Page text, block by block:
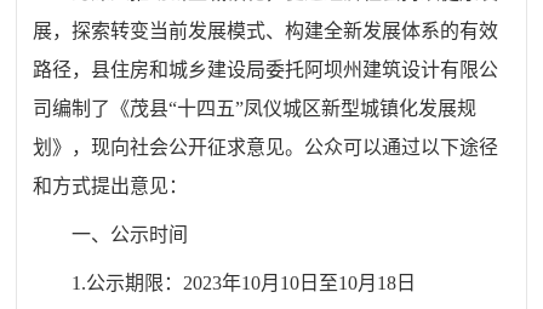
展，探索转变当前发展模式、构建全新发展体系的有效
路径，县住房和城乡建设局委托阿坝州建筑设计有限公
司编制了《茂县“十四五”凤仪城区新型城镇化发展规
划》，现向社会公开征求意见。公众可以通过以下途径
和方式提出意见：
一、公示时间
1.公示期限：2023年10月10日至10月18日